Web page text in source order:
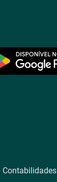
Contabilidades